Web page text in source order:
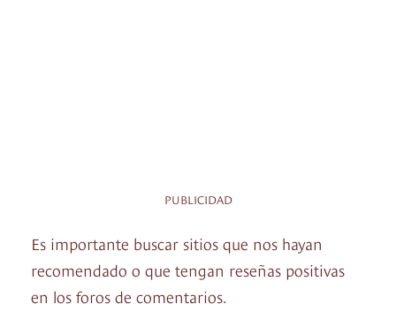
PUBLICIDAD
Es importante buscar sitios que nos hayan
recomendado o que tengan reseñas positivas
en los foros de comentarios.